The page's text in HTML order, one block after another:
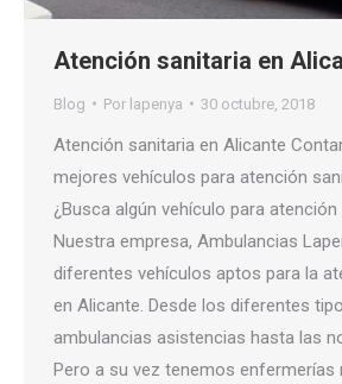
Atención sanitaria en
Blog Por lapenya 30 octubre, 2018
Atención sanitaria en Alicante
mejores vehículos para atención
¿Busca algún vehículo para
Nuestra empresa, Ambulancias
diferentes vehículos aptos para la
en Alicante. Desde los diferentes
ambulancias asistencias hasta las
Pero a su vez tenemos enfermerías